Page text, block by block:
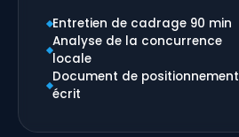
Entretien de cadrage 90 min
Analyse de la concurrence
locale
Document de positionnement
écrit